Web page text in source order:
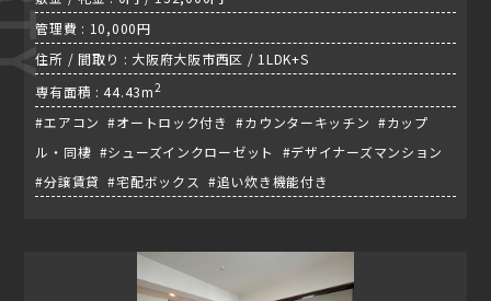
管理費 : 10,000円
住所 / 間取り : 大阪府大阪市西区 / 1LDK+S
専有面積 : 44.43m2
#エアコン #オートロック付き #カウンターキッチン #カップ
ル・同棲 #シューズインクローゼット #デザイナーズマンション
#分譲賃貸 #宅配ボックス #追い炊き機能付き